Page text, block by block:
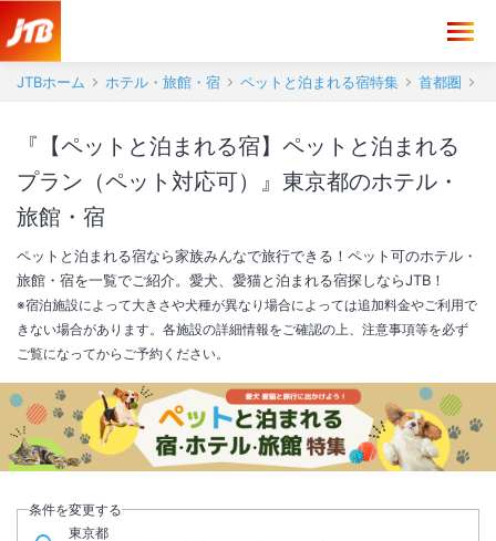
JTBホーム ホテル・旅館・宿 ペットと泊まれる宿特集 首都圏
『【ペットと泊まれる宿】ペットと泊まれる
プラン（ペット対応可）』東京都のホテル・
旅館・宿
ペットと泊まれる宿なら家族みんなで旅行できる！ペット可のホテル・
旅館・宿を一覧でご紹介。愛犬、愛猫と泊まれる宿探しならJTB！
※宿泊施設によって大きさや犬種が異なり場合によっては追加料金やご利用で
きない場合があります。各施設の詳細情報をご確認の上、注意事項等を必ず
ご覧になってからご予約ください。
条件を変更する
東京都